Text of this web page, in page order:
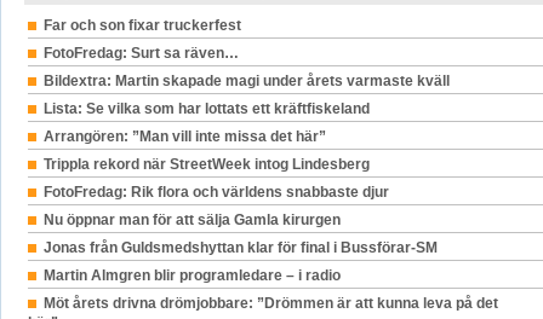
Far och son fixar truckerfest
FotoFredag: Surt sa räven…
Bildextra: Martin skapade magi under årets varmaste kväll
Lista: Se vilka som har lottats ett kräftfiskeland
Arrangören: ”Man vill inte missa det här”
Trippla rekord när StreetWeek intog Lindesberg
FotoFredag: Rik flora och världens snabbaste djur
Nu öppnar man för att sälja Gamla kirurgen
Jonas från Guldsmedshyttan klar för final i Bussförar-SM
Martin Almgren blir programledare – i radio
Möt årets drivna drömjobbare: ”Drömmen är att kunna leva på det